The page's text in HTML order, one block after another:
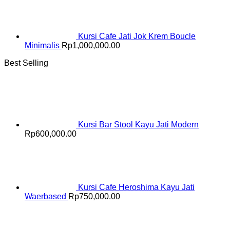
Kursi Cafe Jati Jok Krem Boucle
Minimalis Rp1,000,000.00
Best Selling
Kursi Bar Stool Kayu Jati Modern
Rp600,000.00
Kursi Cafe Heroshima Kayu Jati
Waerbased Rp750,000.00